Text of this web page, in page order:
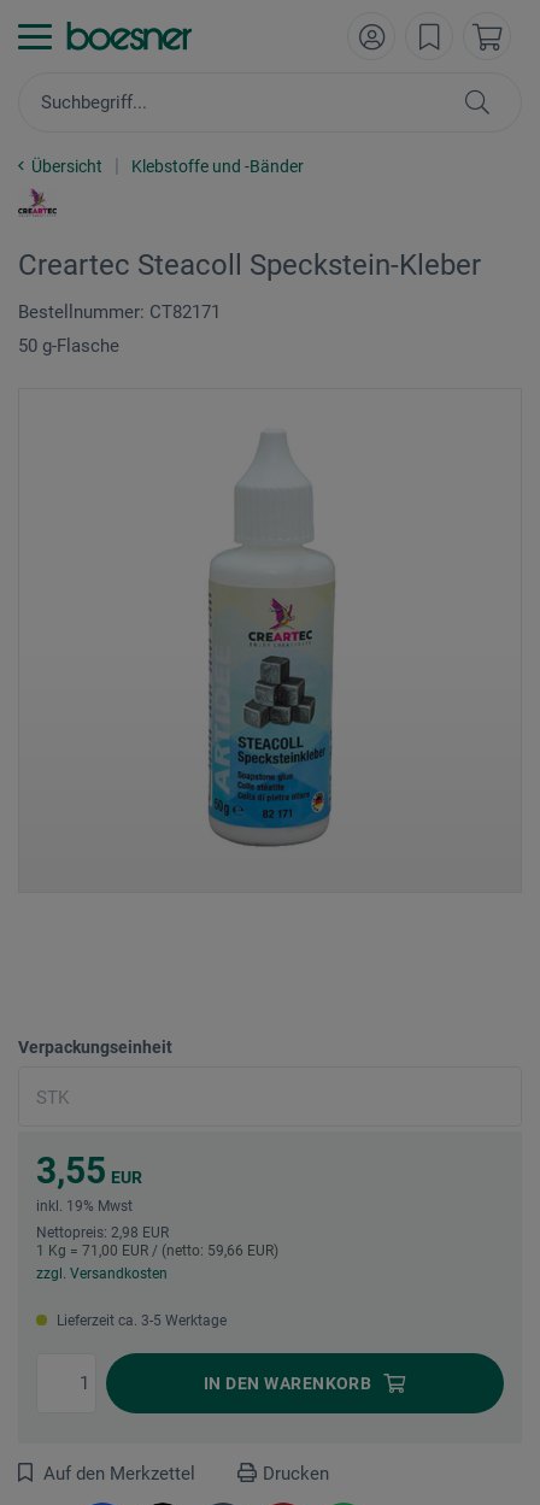
Übersicht Klebstoffe und -Bänder
Creartec Steacoll Speckstein-Kleber
Bestellnummer: CT82171
50 g-Flasche
Verpackungseinheit
3,55 EUR
inkl. 19% Mwst
Nettopreis: 2,98 EUR
1 Kg = 71,00 EUR / (netto: 59,66 EUR)
zzgl. Versandkosten
Lieferzeit ca. 3-5 Werktage
IN DEN WARENKORB
Auf den Merkzettel Drucken